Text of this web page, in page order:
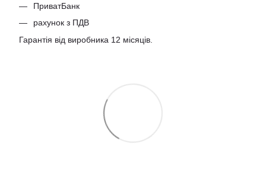
ПриватБанк
рахунок з ПДВ
Гарантія від виробника 12 місяців.